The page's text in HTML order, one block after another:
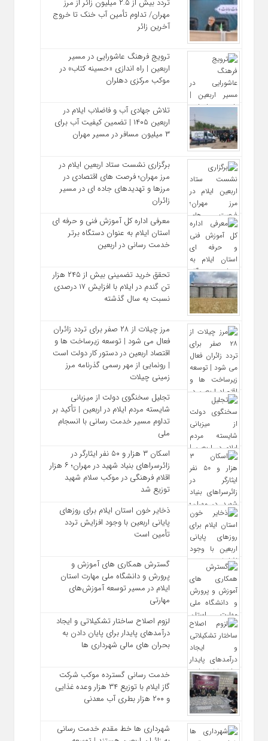
مهران/ تداوم تأمین آب خنک تا خروج
آخرین زائر
ترویج فرهنگ عاشورایی در مسیر
اربعین | راه‌ اندازی «حسینه کتاب» در
موکب مرکزی دهلران
تلاش جهادی آب و فاضلاب ایلام در
اربعین ۱۴۰۵ | تضمین کیفیت آب برای
۳ میلیون مسافر در مسیر مهران
برگزاری نشست ستاد اربعین ایلام در
مرز مهران؛ فرصت‌ های اقتصادی در
مرزها و تهدیدهای جاده‌ ای در مسیر
زائران
معرفی اداره کل آموزش فنی و حرفه‌ ای
استان ایلام به‌ عنوان دستگاه برتر
خدمت‌ رسانی در اربعین
تحقق خرید تضمینی بیش از ۲۴۵ هزار
تن گندم در ایلام با افزایش ۱۷ درصدی
نسبت به سال گذشته
مرز چیلات از ۲۸ صفر برای تردد زائران
فعال می‌ شود | توسعه زیرساخت‌ ها و
اقتصاد اربعین در دستور کار دولت است
| رونمایی از مهر رسمی گذرنامه مرز
زمینی چیلات
تجلیل سخنگوی دولت از میزبانی
شایسته مردم ایلام در اربعین | تأکید بر
تداوم مسیر خدمت‌ رسانی با انسجام
ملی
اسکان ۳ هزار و ۵۰ نفر ایثارگر در
زائرسراهای بنیاد شهید در مهران؛ ۶ هزار
اقلام فرهنگی در موکب سلام شهید
توزیع شد
ذخایر خون استان ایلام برای روزهای
پایانی اربعین با وجود افزایش تردد
تأمین است
گسترش همکاری‌ های آموزش و
پرورش و دانشگاه ملی مهارت استان
ایلام در مسیر توسعه آموزش‌های
مهارتی
لزوم اصلاح ساختار تشکیلاتی و ایجاد
درآمدهای پایدار برای پایان دادن به
بحران‌ های مالی شهرداری‌ ها
خدمت رسانی گسترده موکب شرکت
گاز ایلام با توزیع ۳۴ هزار وعده غذایی
و ۲۰۰ هزار بطری آب معدنی
شهرداری‌ ها خط مقدم خدمت ‌رسانی